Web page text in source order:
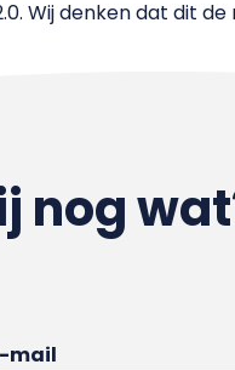
Wij denken dat dit de
nog
mail